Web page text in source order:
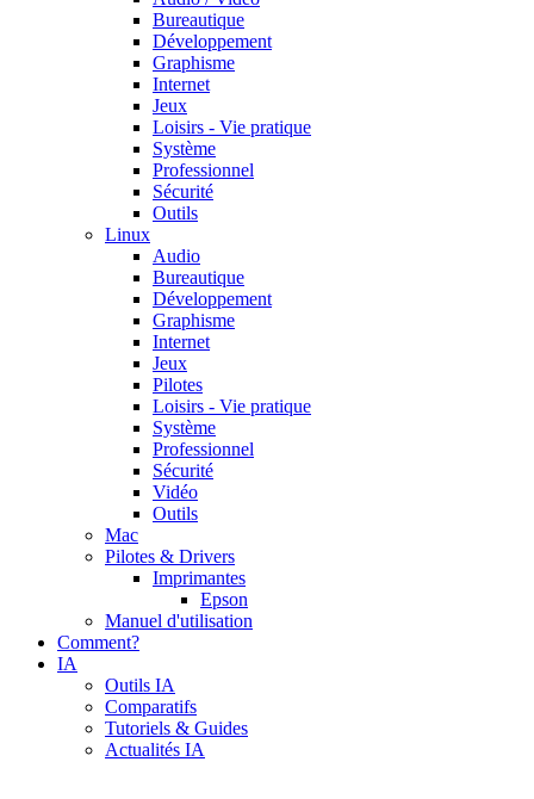
Bureautique
Développement
Graphisme
Internet
Jeux
Loisirs - Vie pratique
Système
Professionnel
Sécurité
Outils
Linux
Audio
Bureautique
Développement
Graphisme
Internet
Jeux
Pilotes
Loisirs - Vie pratique
Système
Professionnel
Sécurité
Vidéo
Outils
Mac
Pilotes & Drivers
Imprimantes
Epson
Manuel d'utilisation
Comment?
IA
Outils IA
Comparatifs
Tutoriels & Guides
Actualités IA